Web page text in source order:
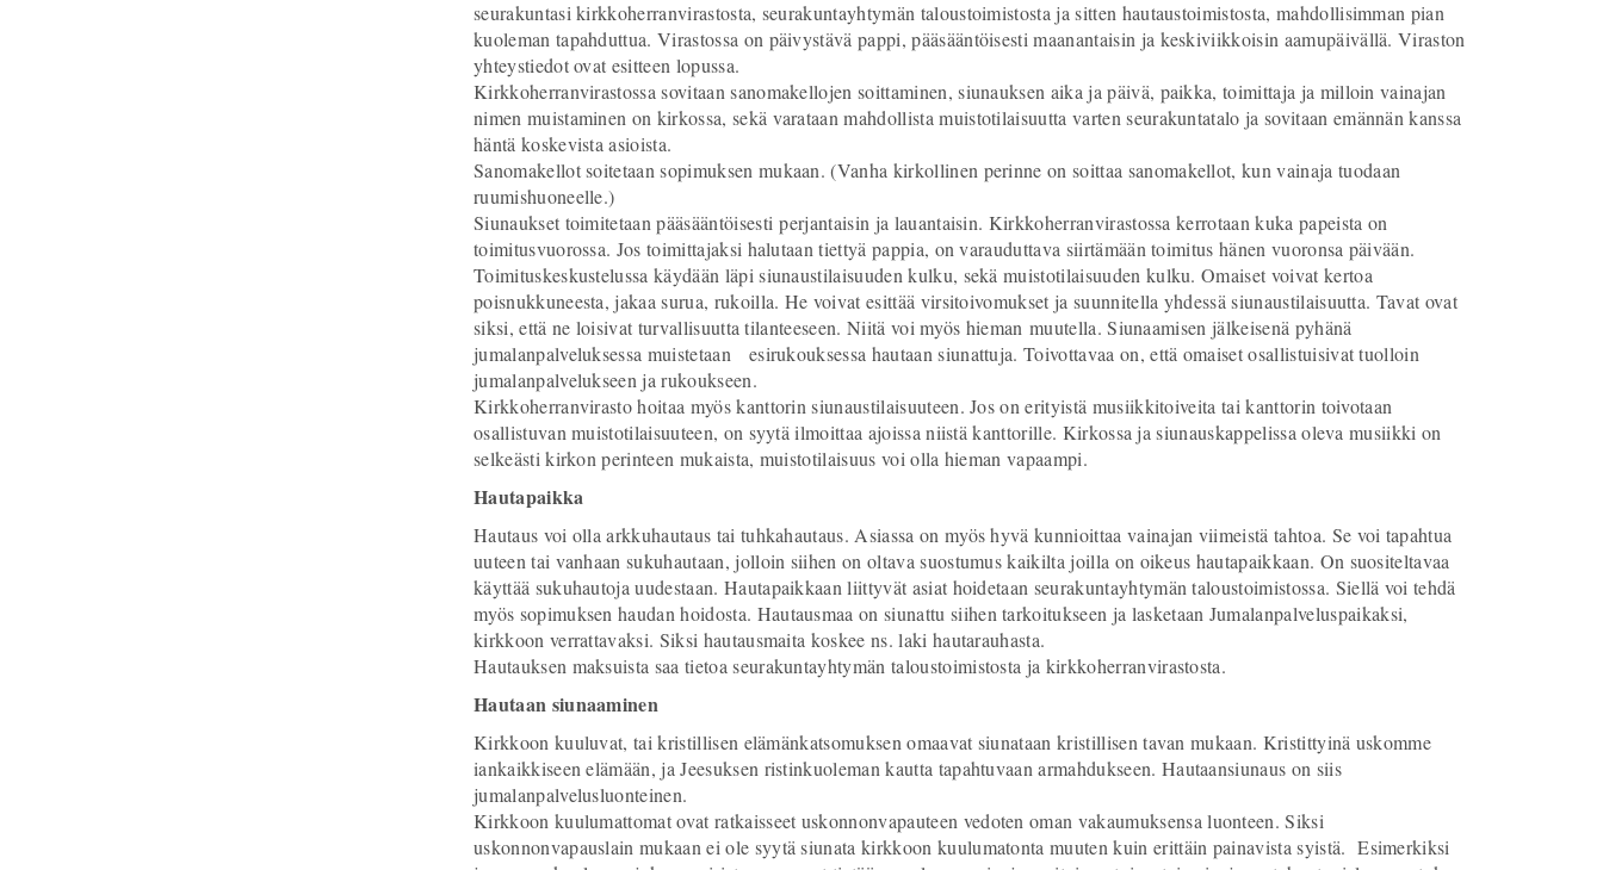
seurakuntasi kirkkoherranvirastosta, seurakuntayhtymän taloustoimistosta ja sitten hautaustoimistosta, mahdollisimman pian
kuoleman tapahduttua. Virastossa on päivystävä pappi, pääsääntöisesti maanantaisin ja keskiviikkoisin aamupäivällä. Viraston
yhteystiedot ovat esitteen lopussa.
Kirkkoherranvirastossa sovitaan sanomakellojen soittaminen, siunauksen aika ja päivä, paikka, toimittaja ja milloin vainajan
nimen muistaminen on kirkossa, sekä varataan mahdollista muistotilaisuutta varten seurakuntatalo ja sovitaan emännän kanssa
häntä koskevista asioista.
Sanomakellot soitetaan sopimuksen mukaan. (Vanha kirkollinen perinne on soittaa sanomakellot, kun vainaja tuodaan
ruumishuoneelle.)
Siunaukset toimitetaan pääsääntöisesti perjantaisin ja lauantaisin. Kirkkoherranvirastossa kerrotaan kuka papeista on
toimitusvuorossa. Jos toimittajaksi halutaan tiettyä pappia, on varauduttava siirtämään toimitus hänen vuoronsa päivään.
Toimituskeskustelussa käydään läpi siunaustilaisuuden kulku, sekä muistotilaisuuden kulku. Omaiset voivat kertoa
poisnukkuneesta, jakaa surua, rukoilla. He voivat esittää virsitoivomukset ja suunnitella yhdessä siunaustilaisuutta. Tavat ovat
siksi, että ne loisivat turvallisuutta tilanteeseen. Niitä voi myös hieman muutella. Siunaamisen jälkeisenä pyhänä
jumalanpalveluksessa muistetaan esirukouksessa hautaan siunattuja. Toivottavaa on, että omaiset osallistuisivat tuolloin
jumalanpalvelukseen ja rukoukseen.
Kirkkoherranvirasto hoitaa myös kanttorin siunaustilaisuuteen. Jos on erityistä musiikkitoiveita tai kanttorin toivotaan
osallistuvan muistotilaisuuteen, on syytä ilmoittaa ajoissa niistä kanttorille. Kirkossa ja siunauskappelissa oleva musiikki on
selkeästi kirkon perinteen mukaista, muistotilaisuus voi olla hieman vapaampi.
Hautapaikka
Hautaus voi olla arkkuhautaus tai tuhkahautaus. Asiassa on myös hyvä kunnioittaa vainajan viimeistä tahtoa. Se voi tapahtua
uuteen tai vanhaan sukuhautaan, jolloin siihen on oltava suostumus kaikilta joilla on oikeus hautapaikkaan. On suositeltavaa
käyttää sukuhautoja uudestaan. Hautapaikkaan liittyvät asiat hoidetaan seurakuntayhtymän taloustoimistossa. Siellä voi tehdä
myös sopimuksen haudan hoidosta. Hautausmaa on siunattu siihen tarkoitukseen ja lasketaan Jumalanpalveluspaikaksi,
kirkkoon verrattavaksi. Siksi hautausmaita koskee ns. laki hautarauhasta.
Hautauksen maksuista saa tietoa seurakuntayhtymän taloustoimistosta ja kirkkoherranvirastosta.
Hautaan siunaaminen
Kirkkoon kuuluvat, tai kristillisen elämänkatsomuksen omaavat siunataan kristillisen tavan mukaan. Kristittyinä uskomme
iankaikkiseen elämään, ja Jeesuksen ristinkuoleman kautta tapahtuvaan armahdukseen. Hautaansiunaus on siis
jumalanpalvelusluonteinen.
Kirkkoon kuulumattomat ovat ratkaisseet uskonnonvapauteen vedoten oman vakaumuksensa luonteen. Siksi
uskonnonvapauslain mukaan ei ole syytä siunata kirkkoon kuulumatonta muuten kuin erittäin painavista syistä. Esimerkiksi